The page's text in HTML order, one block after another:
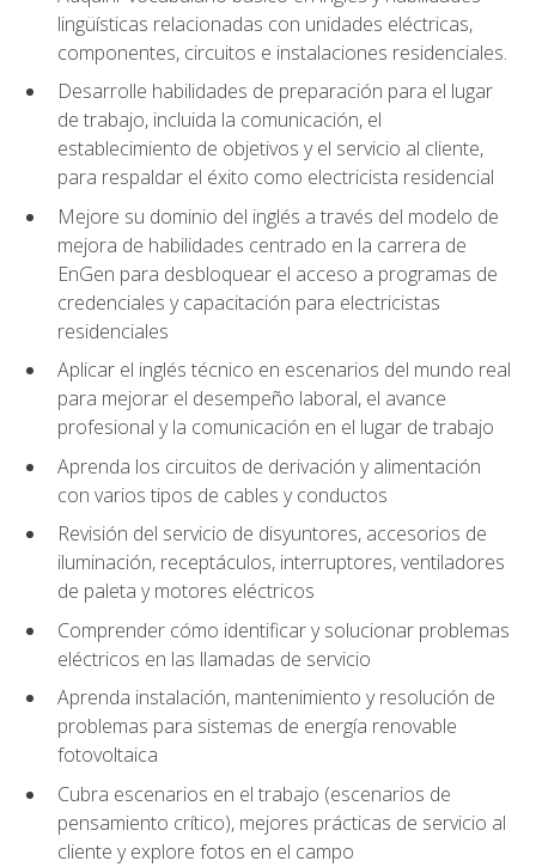
lingüísticas relacionadas con unidades eléctricas,
componentes, circuitos e instalaciones residenciales.
Desarrolle habilidades de preparación para el lugar
de trabajo, incluida la comunicación, el
establecimiento de objetivos y el servicio al cliente,
para respaldar el éxito como electricista residencial
Mejore su dominio del inglés a través del modelo de
mejora de habilidades centrado en la carrera de
EnGen para desbloquear el acceso a programas de
credenciales y capacitación para electricistas
residenciales
Aplicar el inglés técnico en escenarios del mundo real
para mejorar el desempeño laboral, el avance
profesional y la comunicación en el lugar de trabajo
Aprenda los circuitos de derivación y alimentación
con varios tipos de cables y conductos
Revisión del servicio de disyuntores, accesorios de
iluminación, receptáculos, interruptores, ventiladores
de paleta y motores eléctricos
Comprender cómo identificar y solucionar problemas
eléctricos en las llamadas de servicio
Aprenda instalación, mantenimiento y resolución de
problemas para sistemas de energía renovable
fotovoltaica
Cubra escenarios en el trabajo (escenarios de
pensamiento crítico), mejores prácticas de servicio al
cliente y explore fotos en el campo